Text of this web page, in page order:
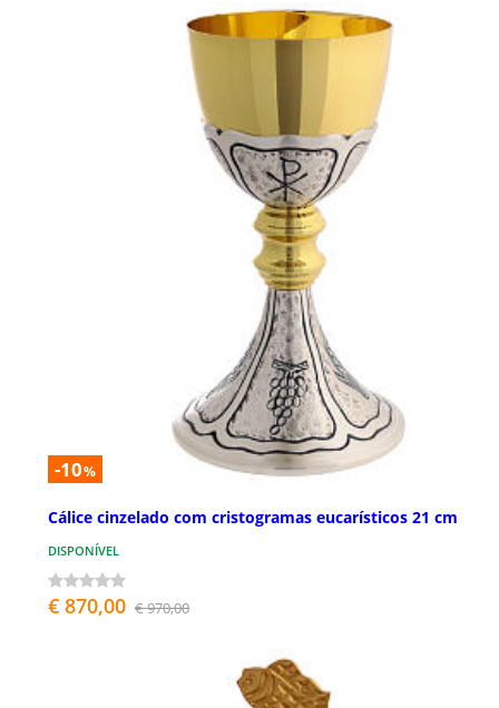
-10%
Cálice cinzelado com cristogramas eucarísticos 21 cm
DISPONÍVEL
€ 870,00 € 970,00